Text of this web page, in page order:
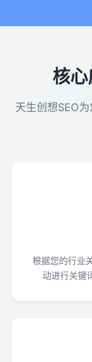
核
天生创想SEO
根据您的行业
动进行关键